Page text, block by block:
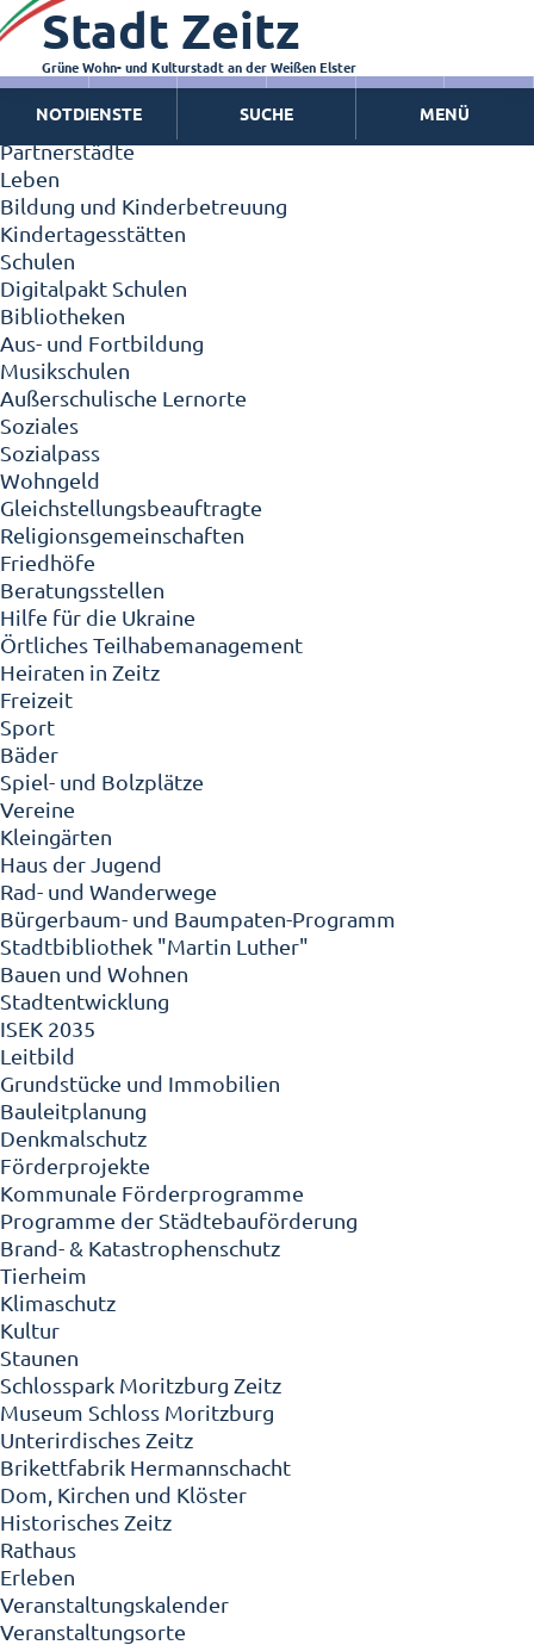
Zeitz - Die Kleinstadt
Willkommen in Zeitz!
Interview mit Oberbürgermeister Christian Thieme
Zeitz - Stadt der Zukunft
Ortschaften
Partnerstädte
Leben
Bildung und Kinderbetreuung
Kindertagesstätten
Schulen
Digitalpakt Schulen
Bibliotheken
Aus- und Fortbildung
Musikschulen
Außerschulische Lernorte
Soziales
Sozialpass
Wohngeld
Gleichstellungsbeauftragte
Religionsgemeinschaften
Friedhöfe
Beratungsstellen
Hilfe für die Ukraine
Örtliches Teilhabemanagement
Heiraten in Zeitz
Freizeit
Sport
Bäder
Spiel- und Bolzplätze
Vereine
Kleingärten
Haus der Jugend
Rad- und Wanderwege
Bürgerbaum- und Baumpaten-Programm
Stadtbibliothek "Martin Luther"
Bauen und Wohnen
Stadtentwicklung
ISEK 2035
Leitbild
Grundstücke und Immobilien
Bauleitplanung
Denkmalschutz
Förderprojekte
Kommunale Förderprogramme
Programme der Städtebauförderung
Brand- & Katastrophenschutz
Tierheim
Klimaschutz
Kultur
Staunen
Schlosspark Moritzburg Zeitz
Museum Schloss Moritzburg
Unterirdisches Zeitz
Brikettfabrik Hermannschacht
Dom, Kirchen und Klöster
Historisches Zeitz
Rathaus
Erleben
Veranstaltungskalender
Veranstaltungsorte
Stadt Zeitz
Grüne Wohn- und Kulturstadt an der Weißen Elster
NOTDIENSTE SUCHE MENÜ